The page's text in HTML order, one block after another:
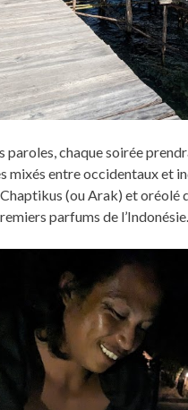
paroles, chaque soirée
mixés entre occidentaux et
(ou Arak) et
parfums de l’Indonésie.